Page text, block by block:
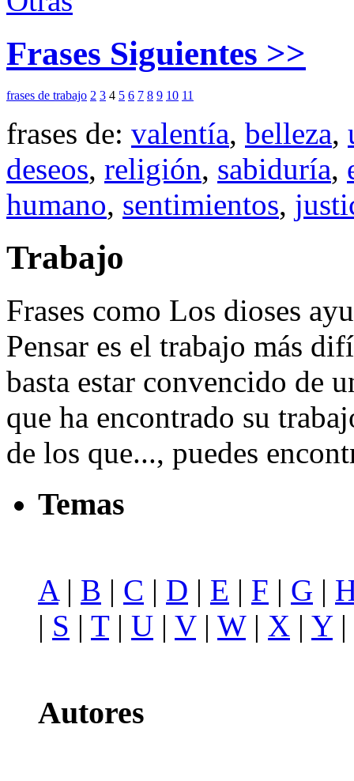
Frases Siguientes >>
frases de trabajo 2 3 4 5 6 7 8 9 10 11
frases de: valentía, belleza,
deseos, religión, sabiduría,
humano, sentimientos,
Trabajo
Frases como Los dioses
Pensar es el trabajo más
basta estar convencido de
que ha encontrado su
de los que..., puedes
Temas
A| B | C | D | E | F | G |
| S | T| U | V| W| X | Y|
Autores